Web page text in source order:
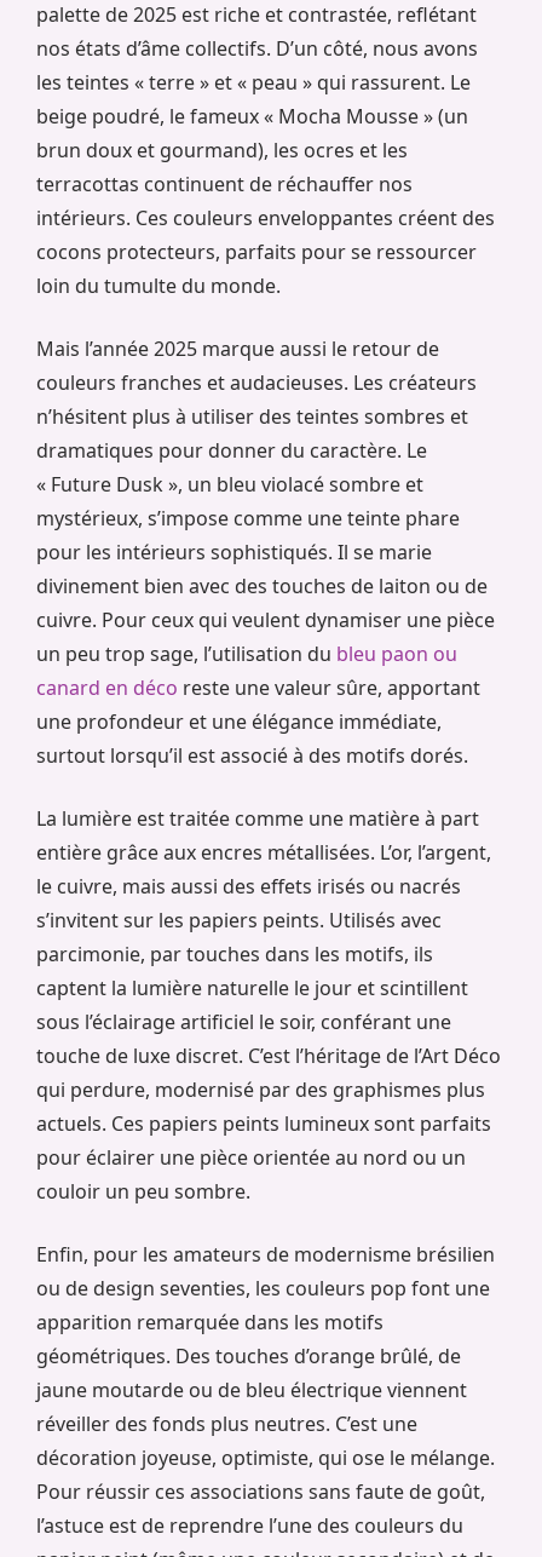
palette de 2025 est riche et contrastée, reflétant
nos états d’âme collectifs. D’un côté, nous avons
les teintes « terre » et « peau » qui rassurent. Le
beige poudré, le fameux « Mocha Mousse » (un
brun doux et gourmand), les ocres et les
terracottas continuent de réchauffer nos
intérieurs. Ces couleurs enveloppantes créent des
cocons protecteurs, parfaits pour se ressourcer
loin du tumulte du monde.
Mais l’année 2025 marque aussi le retour de
couleurs franches et audacieuses. Les créateurs
n’hésitent plus à utiliser des teintes sombres et
dramatiques pour donner du caractère. Le
« Future Dusk », un bleu violacé sombre et
mystérieux, s’impose comme une teinte phare
pour les intérieurs sophistiqués. Il se marie
divinement bien avec des touches de laiton ou de
cuivre. Pour ceux qui veulent dynamiser une pièce
un peu trop sage, l’utilisation du bleu paon ou
canard en déco reste une valeur sûre, apportant
une profondeur et une élégance immédiate,
surtout lorsqu’il est associé à des motifs dorés.
La lumière est traitée comme une matière à part
entière grâce aux encres métallisées. L’or, l’argent,
le cuivre, mais aussi des effets irisés ou nacrés
s’invitent sur les papiers peints. Utilisés avec
parcimonie, par touches dans les motifs, ils
captent la lumière naturelle le jour et scintillent
sous l’éclairage artificiel le soir, conférant une
touche de luxe discret. C’est l’héritage de l’Art Déco
qui perdure, modernisé par des graphismes plus
actuels. Ces papiers peints lumineux sont parfaits
pour éclairer une pièce orientée au nord ou un
couloir un peu sombre.
Enfin, pour les amateurs de modernisme brésilien
ou de design seventies, les couleurs pop font une
apparition remarquée dans les motifs
géométriques. Des touches d’orange brûlé, de
jaune moutarde ou de bleu électrique viennent
réveiller des fonds plus neutres. C’est une
décoration joyeuse, optimiste, qui ose le mélange.
Pour réussir ces associations sans faute de goût,
l’astuce est de reprendre l’une des couleurs du